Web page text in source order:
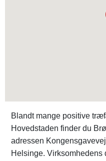
Blandt mange positive
Hovedstaden finder du
adressen
Helsinge. Virksomhedens